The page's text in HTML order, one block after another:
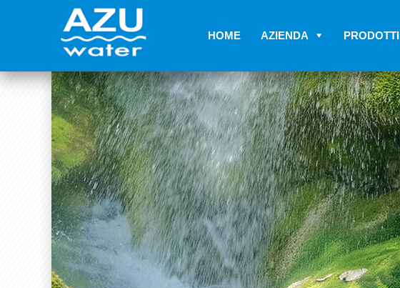
HOME AZIENDA PRODOTTI